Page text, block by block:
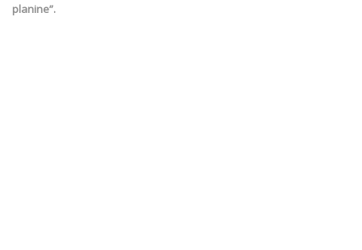
planine”.